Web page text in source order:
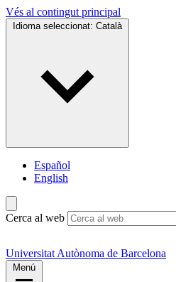
Vés al contingut principal
Idioma seleccionat: Català
Español
English
Cerca al web
Universitat Autònoma de Barcelona
Menú